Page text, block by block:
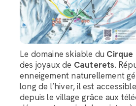
Le domaine skiable du Cirque
des joyaux de Cauterets.
enneigement naturellement
long de l’hiver, il est
depuis le village grâce aux